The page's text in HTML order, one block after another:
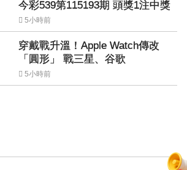
今彩539第115193期 頭獎1注中獎
5小時前
穿戴戰升溫！Apple Watch傳改
「圓形」 戰三星、谷歌
5小時前